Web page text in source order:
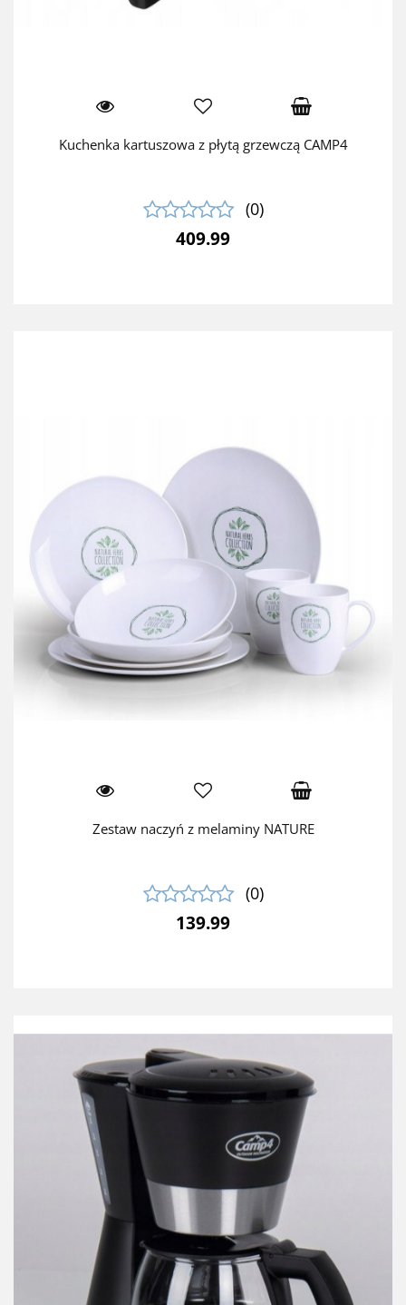
Kuchenka kartuszowa z płytą grzewczą CAMP4
(0)
409.99
Zestaw naczyń z melaminy NATURE
(0)
139.99